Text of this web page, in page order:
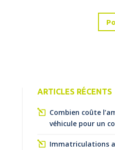
ARTICLES RÉCENTS
Combien coûte
véhicule pour un
Immatriculations